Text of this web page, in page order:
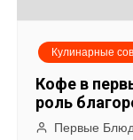
м
Кулинарные
Кофе в
роль
Первые